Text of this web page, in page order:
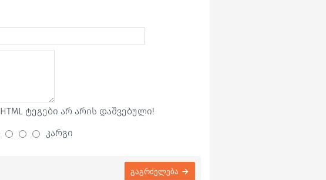
HTML ტეგები არ არის დაშვებული!
კარგი
გაგრძელება